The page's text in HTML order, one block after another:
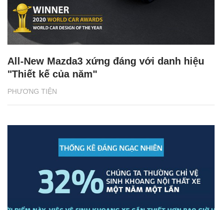
PHƯƠNG TIỆN
All-New Mazda3 xứng đáng với danh hiệu
"Thiết kế của năm"